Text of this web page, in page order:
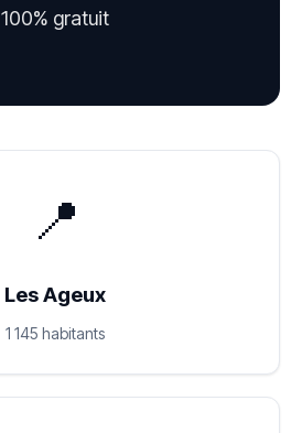
100% gratuit
📍
Les Ageux
1 145 habitants